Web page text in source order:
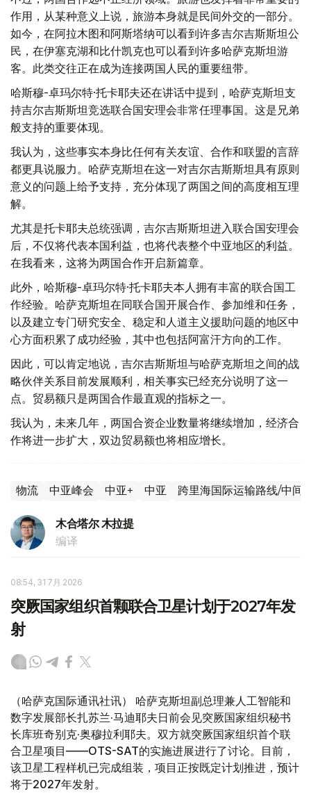
作用，从某种意义上说，旅游本身就是民间外交的一部分。
如今，在阿拉木图和阿斯塔纳可以看到许多吉尔吉斯斯坦公
民，在伊塞克湖和比什凯克也可以看到许多哈萨克斯坦游
客。此类交往正在成为连接两国人民的重要纽带。
哈斯穆-卓玛尔特·托卡耶夫还在讲话中提到，哈萨克斯坦支
持吉尔吉斯斯坦竞选联合国安理会非常任理事国。这是兄弟
般支持的重要体现。
我认为，这些事实本身比任何有关友谊、合作和联盟的言辞
都更具说服力。哈萨克斯坦在这一对吉尔吉斯斯坦具有原则
意义的问题上给予支持，充分体现了两国之间的高度相互理
解。
尤其是托卡耶夫总统强调，吉尔吉斯斯坦进入联合国安理会
后，不仅将代表本国利益，也将代表整个中亚地区的利益。
在我看来，这将为两国合作开启新篇章。
此外，哈斯穆-卓玛尔特·托卡耶夫本人拥有丰富的联合国工
作经验。哈萨克斯坦在同联合国开展合作、参加维和任务，
以及建立专门研究安全、稳定和人道主义援助问题的地区中
心方面积累了成功经验，其中也包括阿富汗方向的工作。
因此，可以肯定地说，吉尔吉斯斯坦与哈萨克斯坦之间的战
略伙伴关系目前发展顺利，相关事实已经充分说明了这一
点。贸易额只是两国合作最直观的指标之一。
我认为，未来几年，两国合资企业数量将继续增加，经济合
作将进一步扩大，双边贸易额也将相应增长。
物流 中亚峰会 中亚+ 中亚 跨里海国际运输路线/中间
木合塔尔 木拉提
编译
08:54, 31 7月 2026
突厥国家组织首颗联合卫星计划于2027年发
射
（哈萨克国际通讯社讯） 哈萨克斯坦副总理兼人工智能和
数字发展部长扎苏兰·马迪耶夫日前会见突厥国家组织秘书
长库班奇别克·奥穆拉利耶夫。双方就突厥国家组织首个联
合卫星项目——OTS-SAT的实施进展进行了讨论。目前，
该卫星工程样机已完成组装，项目正按既定计划推进，预计
将于2027年发射。